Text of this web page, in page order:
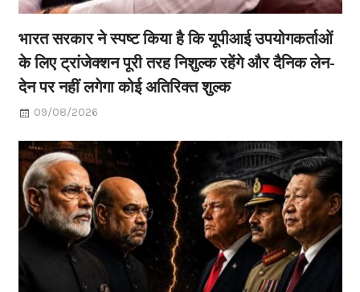
भारत सरकार ने स्पष्ट किया है कि यूपीआई उपयोगकर्ताओं
के लिए ट्रांजेक्शन पूरी तरह निशुल्क रहेंगे और दैनिक लेन-
देन पर नहीं लगेगा कोई अतिरिक्त शुल्क
09/08/2026